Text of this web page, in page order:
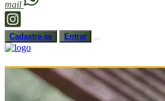
mail
Cadastre-se Entrar